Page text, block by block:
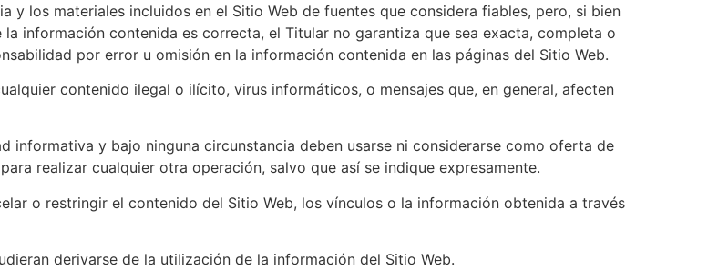
y los materiales incluidos en el Sitio Web de fuentes que considera fiables, pero, si bien
información contenida es correcta, el Titular no garantiza que sea exacta, completa o
por error u omisión en la información contenida en las páginas del Sitio Web.
contenido ilegal o ilícito, virus informáticos, o mensajes que, en general, afecten
informativa y bajo ninguna circunstancia deben usarse ni considerarse como oferta de
realizar cualquier otra operación, salvo que así se indique expresamente.
o restringir el contenido del Sitio Web, los vínculos o la información obtenida a través
derivarse de la utilización de la información del Sitio Web.